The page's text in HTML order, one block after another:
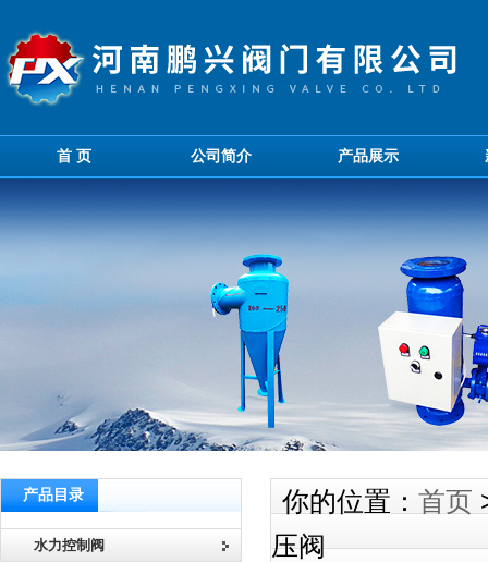
首 页 公司简介 产品展示
产品目录
水力控制阀
你的位置： 首页
压阀